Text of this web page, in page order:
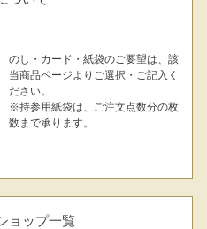
のし・カード・紙袋のご要望は、該
当商品ページよりご選択・ご記入く
ださい。
※持参用紙袋は、ご注文点数分の枚
数まで承ります。
ョップ一覧